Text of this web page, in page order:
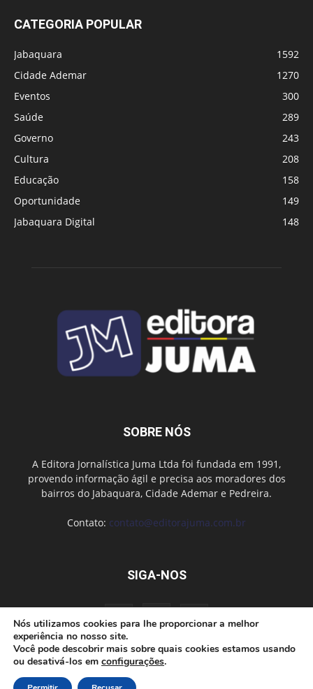
CATEGORIA POPULAR
Jabaquara
1592
Cidade Ademar
1270
Eventos
300
Saúde
289
Governo
243
Cultura
208
Educação
158
Oportunidade
149
Jabaquara Digital
148
SOBRE NÓS
A Editora Jornalística Juma Ltda foi fundada em 1991,
provendo informação ágil e precisa aos moradores dos
bairros do Jabaquara, Cidade Ademar e Pedreira.
Contato: contato@editorajuma.com.br
SIGA-NOS
Fale conosco
Nós utilizamos cookies para lhe proporcionar a melhor
experiência no nosso site.
Você pode descobrir mais sobre quais cookies estamos usando
ou desativá-los em configurações.